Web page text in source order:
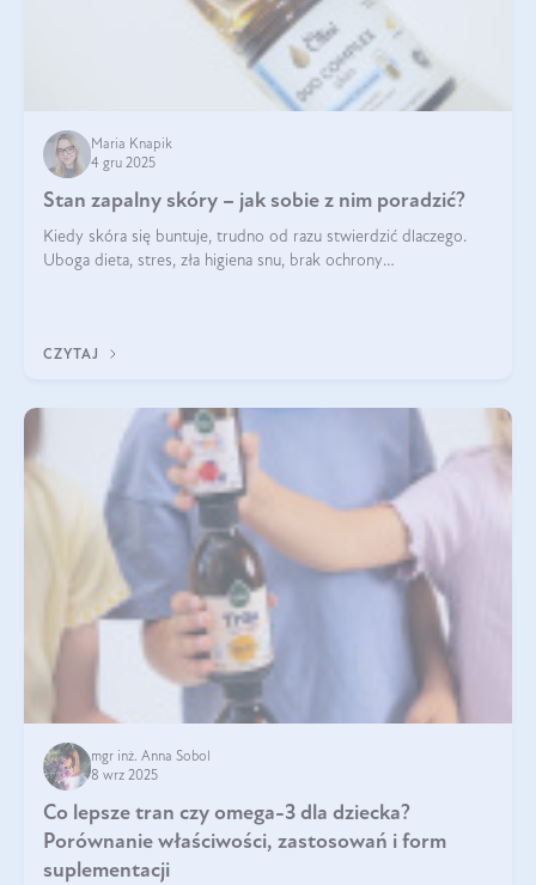
Maria Knapik
4 gru 2025
Stan zapalny skóry – jak sobie z nim poradzić?
Kiedy skóra się buntuje, trudno od razu stwierdzić dlaczego.
Uboga dieta, stres, zła higiena snu, brak ochrony
CZYTAJ
mgr inż. Anna Sobol
8 wrz 2025
Co lepsze tran czy omega-3 dla dziecka?
Porównanie właściwości, zastosowań i form
suplementacji